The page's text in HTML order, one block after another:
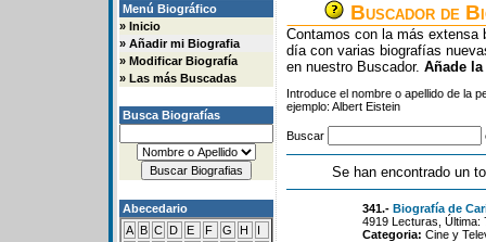
Menú Biográfico
» Inicio
» Añadir mi Biografia
» Modificar Biografía
» Las más Buscadas
Busca Biografías
Abecedario
A B C D E F G H
I
Buscador de
Contamos con la más extensa
día con varias biografías
en nuestro Buscador. Añade
Introduce el nombre o apellido de la
ejemplo: Albert Eistein
Buscar
Se han encontrado un
341.- Biografía de
4919 Lecturas, Última:
Categoria: Cine y